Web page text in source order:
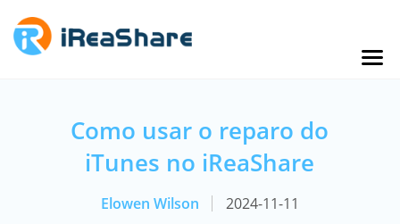
Como usar o reparo do
iTunes no iReaShare
Elowen Wilson 2024-11-11